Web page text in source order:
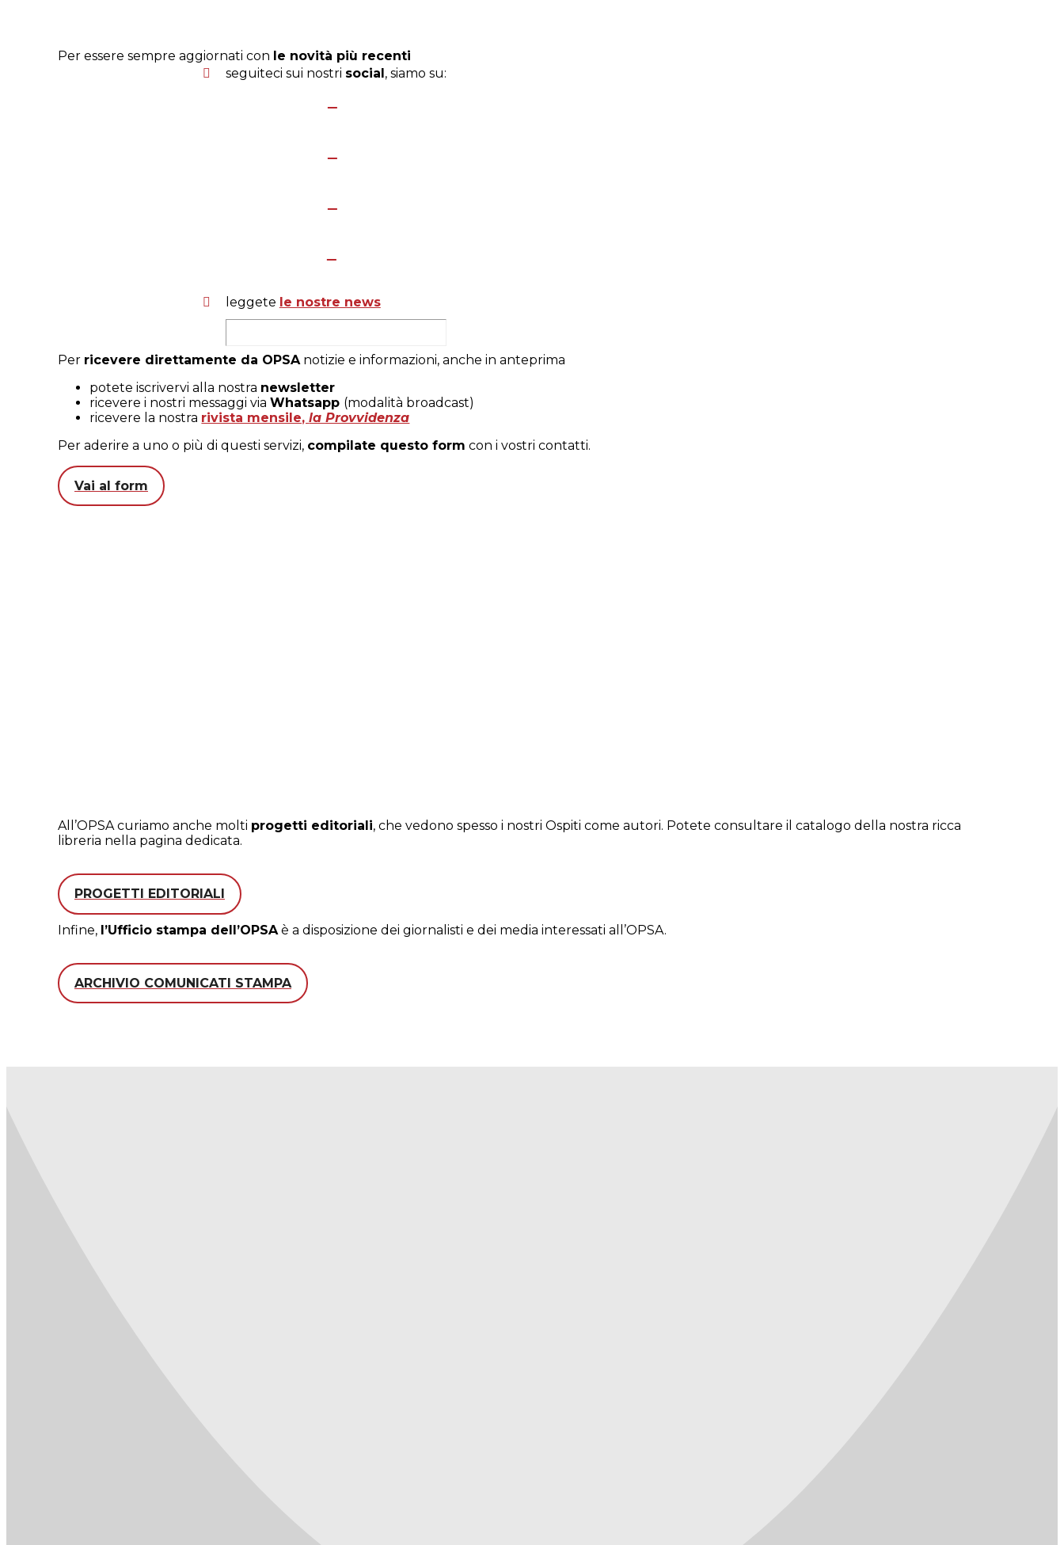
Per essere sempre aggiornati con le novità più recenti
seguiteci sui nostri social, siamo su:
leggete le nostre news
Per ricevere direttamente da OPSA notizie e informazioni, anche in anteprima
potete iscrivervi alla nostra newsletter
ricevere i nostri messaggi viaWhatsapp (modalità broadcast)
ricevere la nostra rivista mensile,la Provvidenza
Per aderire a uno o più di questi servizi, compilate questo form con i vostri contatti.
Vai al form
All’OPSA curiamo anche molti progetti editoriali, che vedono spesso i nostri Ospiti come autori. Potete consultare il catalogo della nostra ricca
libreria nella pagina dedicata.
PROGETTI EDITORIALI
Infine, l’Ufficio stampa dell’OPSA è a disposizione dei giornalisti e dei media interessati all’OPSA.
ARCHIVIO COMUNICATI STAMPA